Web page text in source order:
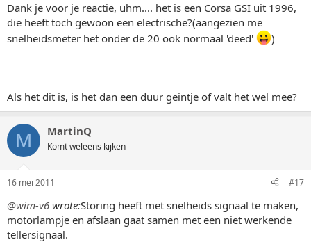
Dank je voor je reactie, uhm.... het is een Corsa GSI uit 1996,
die heeft toch gewoon een electrische?(aangezien me
snelheidsmeter het onder de 20 ook normaal 'deed'
)
Als het dit is, is het dan een duur geintje of valt het wel mee?
M MartinQ
Komt weleens kijken
16 mei 2011 #17
@wim-v6 wrote:Storing heeft met snelheids signaal te maken,
motorlampje en afslaan gaat samen met een niet werkende
tellersignaal.